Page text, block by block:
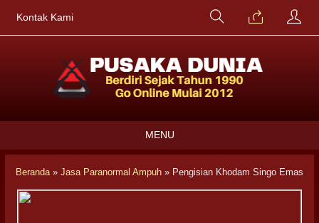
Kontak Kami
MENU
Beranda» Jasa Paranormal Ampuh » Pengisian Khodam Singo Emas